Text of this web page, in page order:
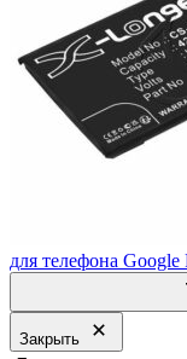
для телефона
Закрыть